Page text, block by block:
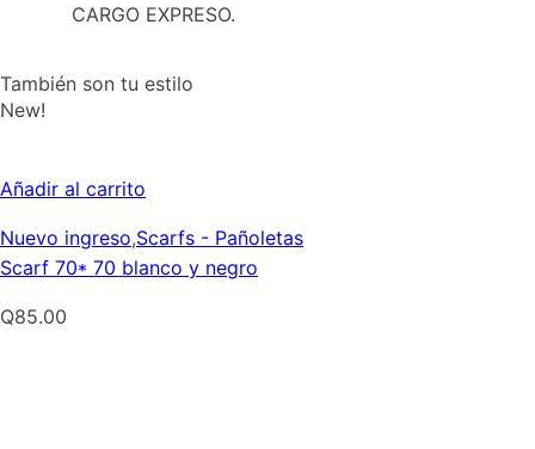
CARGO EXPRESO.
También son tu estilo
New!
Añadir al carrito
Nuevo ingreso,Scarfs - Pañoletas
Scarf 70* 70 blanco y negro
Q85.00